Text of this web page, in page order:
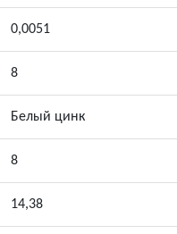
0,0051
8
Белый цинк
8
14,38